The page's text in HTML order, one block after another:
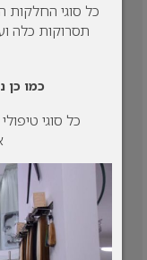
תסרוקות כלה
כמו כן
כל סוגי